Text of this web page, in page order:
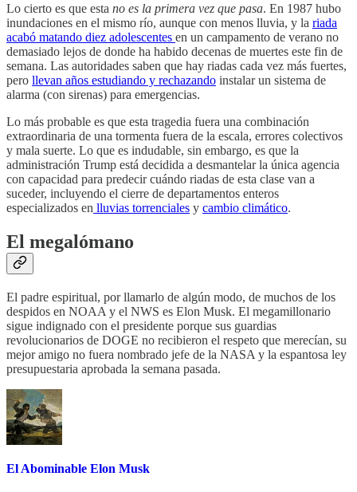
Lo cierto es que esta no es la primera vez que pasa. En 1987 hubo
inundaciones en el mismo río, aunque con menos lluvia, y la riada
acabó matando diez adolescentes en un campamento de verano no
demasiado lejos de donde ha habido decenas de muertes este fin de
semana. Las autoridades saben que hay riadas cada vez más fuertes,
pero llevan años estudiando y rechazando instalar un sistema de
alarma (con sirenas) para emergencias.
Lo más probable es que esta tragedia fuera una combinación
extraordinaria de una tormenta fuera de la escala, errores colectivos
y mala suerte. Lo que es indudable, sin embargo, es que la
administración Trump está decidida a desmantelar la única agencia
con capacidad para predecir cuándo riadas de esta clase van a
suceder, incluyendo el cierre de departamentos enteros
especializados en lluvias torrenciales y cambio climático.
El megalómano
El padre espiritual, por llamarlo de algún modo, de muchos de los
despidos en NOAA y el NWS es Elon Musk. El megamillonario
sigue indignado con el presidente porque sus guardias
revolucionarios de DOGE no recibieron el respeto que merecían, su
mejor amigo no fuera nombrado jefe de la NASA y la espantosa ley
presupuestaria aprobada la semana pasada.
El Abominable Elon Musk